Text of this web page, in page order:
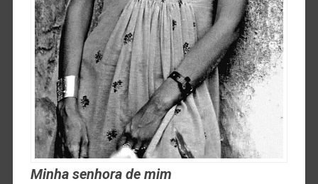
Minha senhora de mim